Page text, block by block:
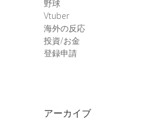
野球
Vtuber
海外の反応
投資/お金
登録申請
アーカイブ